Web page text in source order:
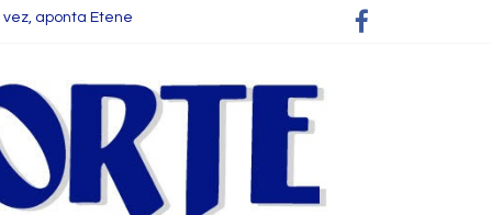
aponta Etene
o setor na Bahia